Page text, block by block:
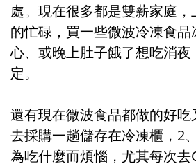
處。現在很多都是雙薪家庭
的忙碌，買一些微波冷凍食
心、或晚上肚子餓了想吃消
定。
還有現在微波食品都做的好吃
去採購一趟儲存在冷凍櫃，2
為吃什麼而煩惱，尤其每次